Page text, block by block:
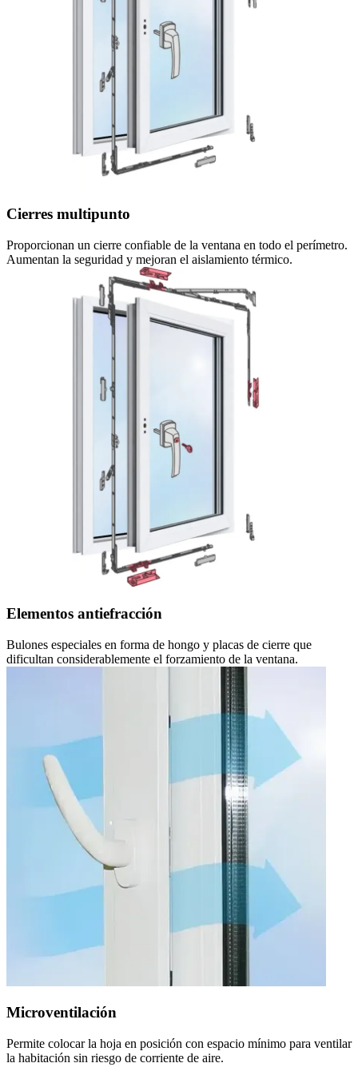
Cierres multipunto
Proporcionan un cierre confiable de la ventana en todo el perímetro.
Aumentan la seguridad y mejoran el aislamiento térmico.
Elementos antiefracción
Bulones especiales en forma de hongo y placas de cierre que
dificultan considerablemente el forzamiento de la ventana.
Microventilación
Permite colocar la hoja en posición con espacio mínimo para ventilar
la habitación sin riesgo de corriente de aire.